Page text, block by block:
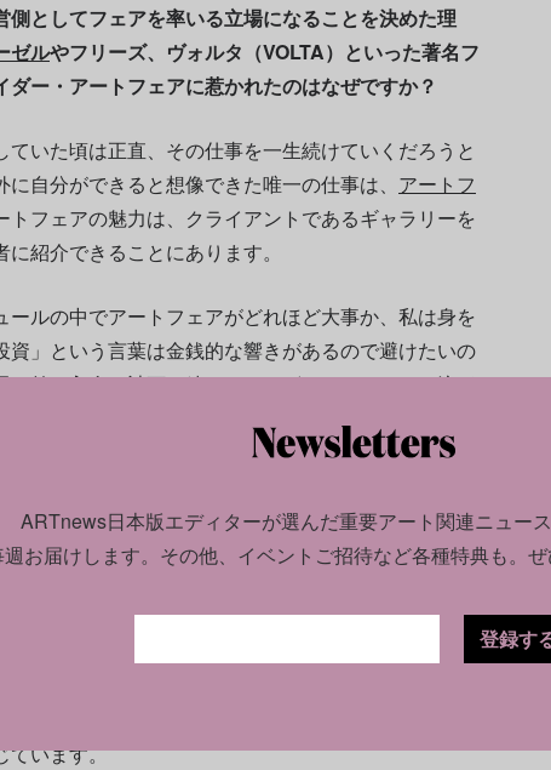
側としてフェアを率いる立場になることを決めた理
ゼルやフリーズ、ヴォルタ（VOLTA）といった著名フ
ダー・アートフェアに惹かれたのはなぜですか？
ていた頃は正直、その仕事を一生続けていくだろうと
自分ができると想像できた唯一の仕事は、 アートフ
トフェアの魅力は、クライアントであるギャラリーを
紹介できることにあります。
ールの中でアートフェアがどれほど大事か、私は身を
資」という言葉は金銭的な響きがあるので避けたいの
を前に入念に計画を練り、さまざまなリソースを注ぎ
します。そして、その成果はギャラリーの存続を左
上げて間もない頃、アンタイトルド（Untitled）に出
それがギャラリーの成長につながる転機となりまし
アに参加するたびに認知度を上げることができました
ターとの出会いの場を提供してくれるフェアは、私が
するために常に重要な存在でした。
ェアの仕事は、一見全く異なるように見えるかもし
月の経験から、プランニングやキュレーションに関
・販売といった要素の組み合わせからなる両者は、
ています。
ARTnews日本版エディターが選んだ重要アート関連ニュー
お届けします。 その他、イベントご招待など各種特典も。ぜ
登録す